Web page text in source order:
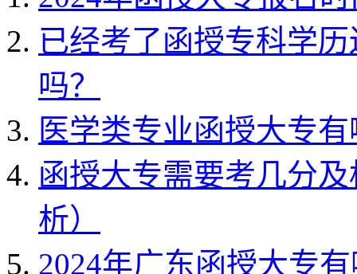
已经考了函授专科学
吗？
医学类专业函授大专
函授大专需要考几分
析）
2024年广东函授大专
成人学历提升中心